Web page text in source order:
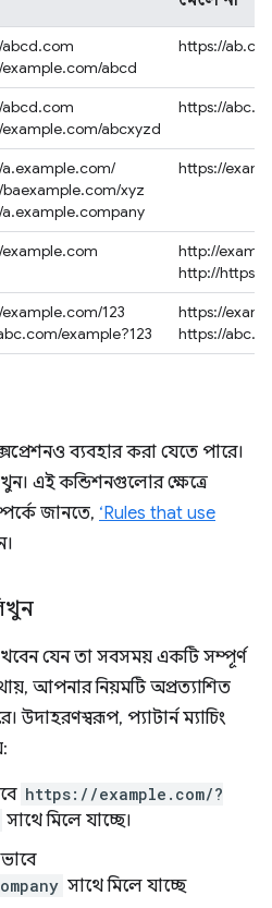
abcd
https://
abcxyzd
https://
xyz
https://
http://
http://
123
example?123
https://
https://
ব্যবহার করা যেতে পারে।
এই কন্ডিশনগুলোর ক্ষেত্রে
জানতে, ‘Rules that use
যেন তা সবসময় একটি সম্পূর্ণ
আপনার নিয়মটি অপ্রত্যাশিত
উদাহরণস্বরূপ, প্যাটার্ন ম্যাচিং
https://example.com/?
সাথে মিলে যাচ্ছে।
সাথে মিলে যাচ্ছে